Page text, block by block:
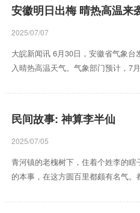
安徽明日出梅 晴热高温来
2025/07/07
大皖新闻讯 6月30日，安徽省气象
入晴热高温天气。气象部门预计，7
年安徽省入梅和出梅均偏早，梅雨
日）提早11天；梅雨期长度24天，较
强度正常梅雨期（6月7日－30日）出
民间故事: 神算李半仙
2025/07/05
青河镇的老槐树下，住着个姓李的
的本事，在这方圆百里都颇有名气
到镇口。 李家祖辈都是摸骨的行家